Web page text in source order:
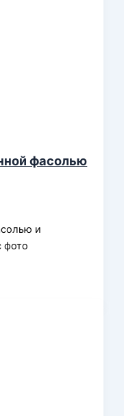
фасолью
и
фото